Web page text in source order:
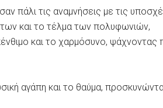
πάλι τις αναμνήσεις με τις
και το τέλμα των πολυφωνιών,
και το χαρμόσυνο, ψάχνοντας
αγάπη και το θαύμα,